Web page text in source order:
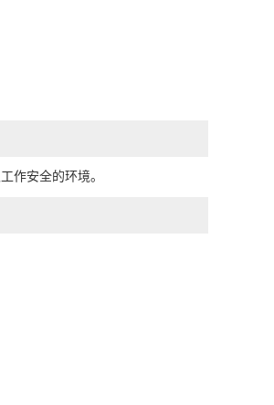
作安全的环境。